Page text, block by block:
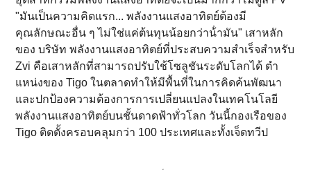
"มันเป็นความคิดแรก... พลังงานแสงอาทิตย์ต้องมี
คุณลักษณะอื่น ๆ ไม่ใช่แค่ต้นทุนน้อยกว่าน้ํามัน" เสาหลัก
ของ บริษัท พลังงานแสงอาทิตย์ที่ประสบความสําเร็จสําหรับ
Zvi คือเสาหลักที่สามารถปรับใช้โซลูชันระดับโลกได้ ตํา
แหน่งของ Tigo ในตลาดทําให้มีพื้นที่ในการคิดค้นพัฒนา
และปกป้องความต้องการการเปลี่ยนแปลงในเทคโนโลยี
พลังงานแสงอาทิตย์บนชั้นดาดฟ้าทั่วโลก วันนี้กองเรือของ
Tigo ติดตั้งครอบคลุมกว่า 100 ประเทศและทั้งเจ็ดทวีป